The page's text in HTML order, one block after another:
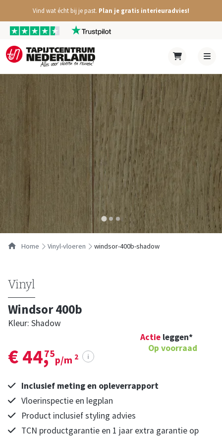
Vind wat écht bij je past. Plan je gratis interieuradvies!
Home
vinyl-vloeren windsor-400b-shadow
Vinyl
Windsor 400b
Kleur: Shadow
€ 44,
75
p/m 2 i
Actie leggen*
Op voorraad
Inclusief meting en opleverrapport
Vloerinspectie en legplan
Product inclusief styling advies
TCN productgarantie en 1 jaar extra garantie op